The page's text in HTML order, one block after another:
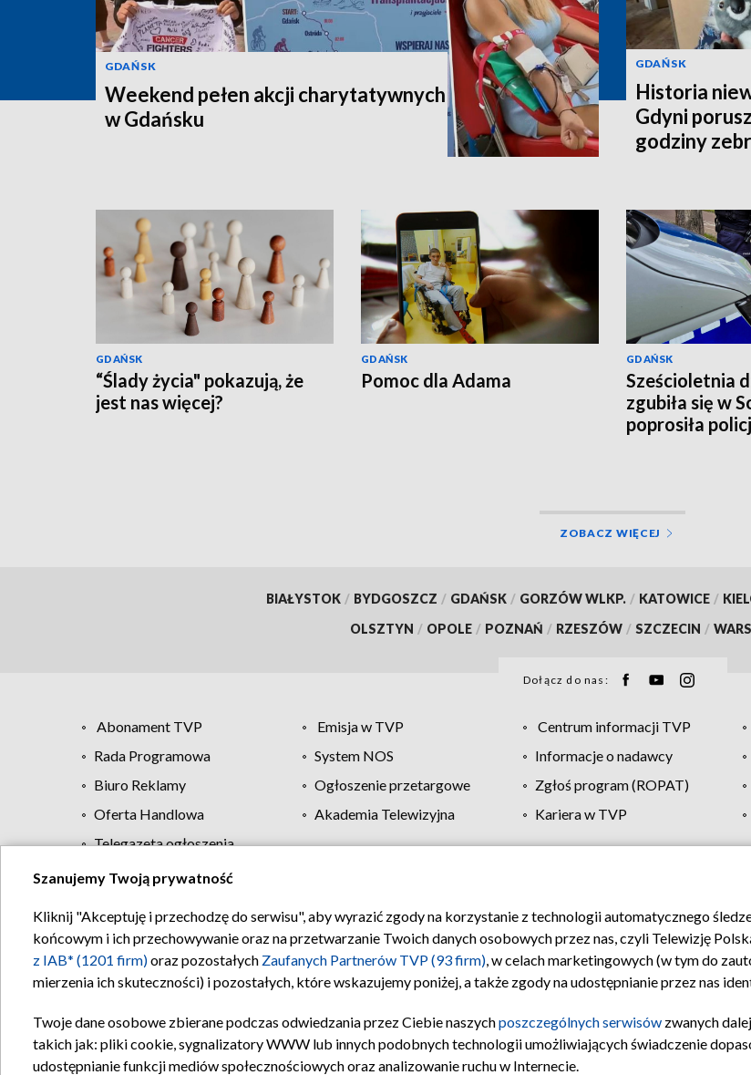
GDAŃSK
Weekend pełen akcji charytatywnych
w Gdańsku
GDAŃSK
Historia
Gdyni
godziny
GDAŃSK
“Ślady życia" pokazują, że
jest nas więcej?
GDAŃSK
Pomoc dla Adama
GDAŃSK
Sześcioletnia
zgubiła się w
poprosiła
ZOBACZ WIĘCEJ
BIAŁYSTOK / BYDGOSZCZ / GDAŃSK / GORZÓW WLKP. / KATOWICE /
OLSZTYN / OPOLE / POZNAŃ / RZESZÓW / SZCZECIN /
Dołącz do nas:
Abonament TVP Emisja w TVP Centrum informacji TVP
Rada Programowa
System NOS Informacje o nadawcy
Biuro Reklamy
Ogłoszenie przetargowe Zgłoś program (ROPAT)
Oferta Handlowa
Akademia Telewizyjna Kariera w TVP
Telegazeta ogłoszenia
Regulamin TVP Polityka prywatności Moje zgody Pomoc
Szanujemy Twoją prywatność
Kliknij "Akceptuję i przechodzę do serwisu", aby wyrazić zgody na korzystanie z technologii automatycznego
końcowym i ich przechowywanie oraz na przetwarzanie Twoich danych osobowych przez nas, czyli Telewizję
z IAB* (1201 firm)oraz pozostałych Zaufanych Partnerów TVP (93 firm), w celach marketingowych (w tym do
mierzenia ich skuteczności) i pozostałych, które wskazujemy poniżej, a także zgody na udostępnianie przez nas
Twoje dane osobowe zbierane podczas odwiedzania przez Ciebie naszychposzczególnych serwisów zwanych
takich jak: pliki cookie, sygnalizatory WWW lub innych podobnych technologii umożliwiających świadczenie
udostępnianie funkcji mediów społecznościowych oraz analizowanie ruchu w Internecie.